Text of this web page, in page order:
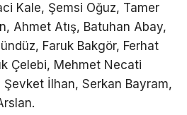
Kale, Şemsi Oğuz, Tamer
Ahmet Atış, Batuhan Abay,
Faruk Bakgör, Ferhat
Çelebi, Mehmet Necati
Şevket İlhan, Serkan Bayram,